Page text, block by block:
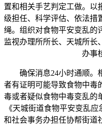
置和相关手艺判定工做。以
级担任、科学评估、依法措
绳。组织对食物平安变乱的
监视办理所所长、天城所长
办事
确保消息24小时通顺。
者有证明可能导致食物中毒
毒或者疑似食物中毒变乱的
《天城街道食物平安变乱
和社会事务办担任协帮街道